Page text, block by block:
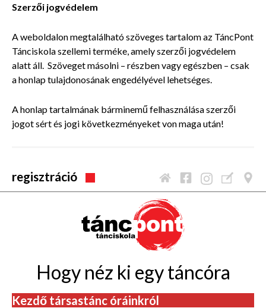
Szerzői jogvédelem
A weboldalon megtalálható szöveges tartalom az TáncPont
Tánciskola szellemi terméke, amely szerzői jogvédelem
alatt áll. Szöveget másolni – részben vagy egészben – csak
a honlap tulajdonosának engedélyével lehetséges.
A honlap tartalmának bárminemű felhasználása szerzői
jogot sért és jogi következményeket von maga után!
regisztráció
Hogy néz ki egy táncóra
Kezdő társastánc óráinkról